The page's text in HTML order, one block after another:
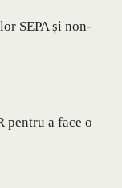
SEPA și non-
pentru a face o